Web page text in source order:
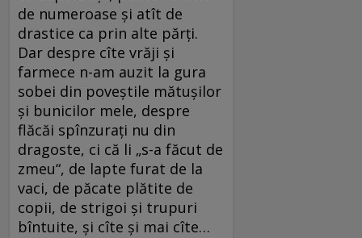
de numeroase şi atît de
drastice ca prin alte părţi.
Dar despre cîte vrăji şi
farmece n-am auzit la gura
sobei din poveştile mătuşilor
şi bunicilor mele, despre
flăcăi spînzuraţi nu din
dragoste, ci că li „s-a făcut de
zmeu“, de lapte furat de la
vaci, de păcate plătite de
copii, de strigoi şi trupuri
bîntuite, şi cîte şi mai cîte…